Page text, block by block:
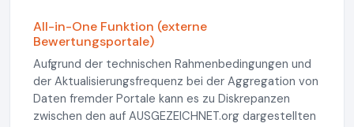
All-in-One Funktion (externe
Bewertungsportale)
Aufgrund der technischen Rahmenbedingungen und
der Aktualisierungsfrequenz bei der Aggregation von
Daten fremder Portale kann es zu Diskrepanzen
zwischen den auf AUSGEZEICHNET.org dargestellten